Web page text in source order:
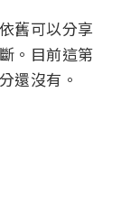
舊可以分享
。目前這第
還沒有。